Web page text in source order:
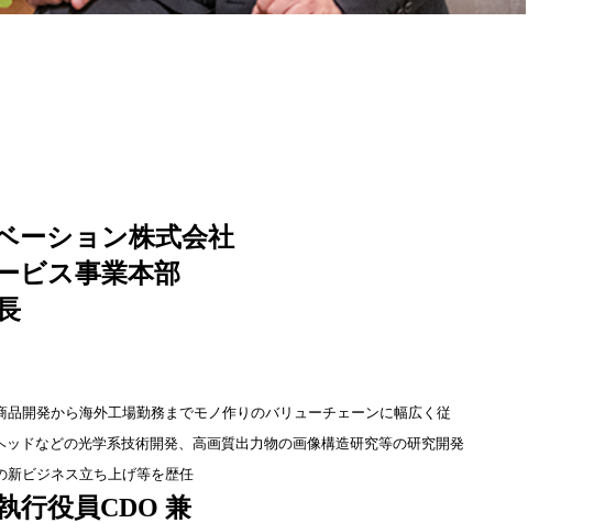
ーション株式会社
ビス事業本部
開発から海外工場勤務までモノ作りのバリューチェーンに幅広く従
ドなどの光学系技術開発、高画質出力物の画像構造研究等の研究開発
新ビジネス立ち上げ等を歴任
⾏役員CDO 兼